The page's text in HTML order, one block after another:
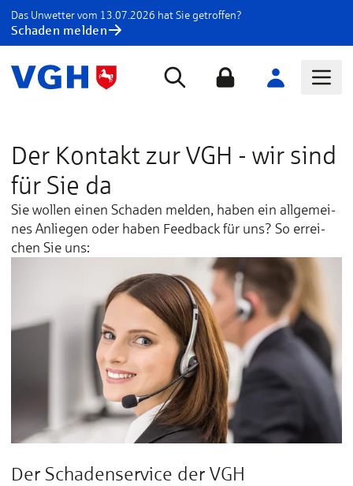
Das Unwetter vom 13.07.2026 hat Sie getroffen?
Schaden melden
Der Kontakt zur VGH - wir sind
für Sie da
Sie wol­len ei­nen Scha­den mel­den, ha­ben ein all­ge­mei­
nes An­lie­gen oder ha­ben Feed­back für uns? So er­rei­
chen Sie uns:
Der Schadenservice der VGH